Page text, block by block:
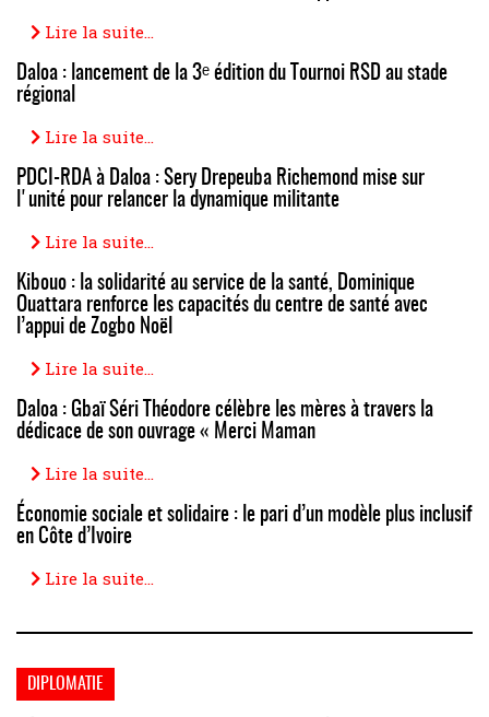
Lire la suite...
Daloa : lancement de la 3ᵉ édition du Tournoi RSD au stade
régional
Lire la suite...
PDCI-RDA à Daloa : Sery Drepeuba Richemond mise sur
l'unité pour relancer la dynamique militante
Lire la suite...
Kibouo : la solidarité au service de la santé, Dominique
Ouattara renforce les capacités du centre de santé avec
l’appui de Zogbo Noël
Lire la suite...
Daloa : Gbaï Séri Théodore célèbre les mères à travers la
dédicace de son ouvrage « Merci Maman
Lire la suite...
Économie sociale et solidaire : le pari d’un modèle plus inclusif
en Côte d’Ivoire
Lire la suite...
DIPLOMATIE